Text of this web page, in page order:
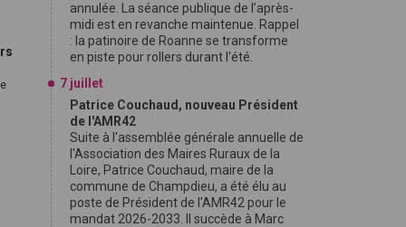
annulée. La séance publique de l’après-
midi est en revanche maintenue. Rappel
: la patinoire de Roanne se transforme
en piste pour rollers durant l'été.
7 juillet
Patrice Couchaud, nouveau Président
de l'AMR42
Suite à l'assemblée générale annuelle de
l'Association des Maires Ruraux de la
Loire, Patrice Couchaud, maire de la
commune de Champdieu, a été élu au
poste de Président de l'AMR42 pour le
mandat 2026-2033. Il succède à Marc